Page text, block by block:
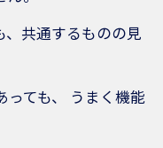
共通するものの見
っても、 うまく機能